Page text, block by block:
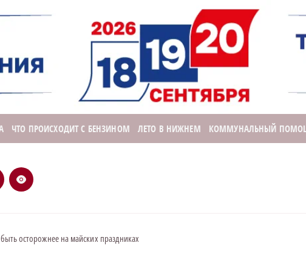
ЧТО ПРОИСХОДИТ С БЕНЗИНОМ ЛЕТО В НИЖНЕМ КОММУНАЛЬНЫЙ
e
осторожнее на майских праздниках